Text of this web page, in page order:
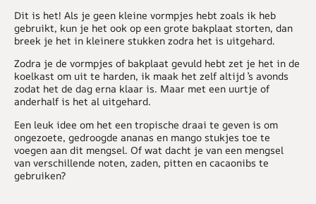
Dit is het! Als je geen kleine vormpjes hebt zoals ik heb
gebruikt, kun je het ook op een grote bakplaat storten, dan
breek je het in kleinere stukken zodra het is uitgehard.
Zodra je de vormpjes of bakplaat gevuld hebt zet je het in de
koelkast om uit te harden, ik maak het zelf altijd ’s avonds
zodat het de dag erna klaar is. Maar met een uurtje of
anderhalf is het al uitgehard.
Een leuk idee om het een tropische draai te geven is om
ongezoete, gedroogde ananas en mango stukjes toe te
voegen aan dit mengsel. Of wat dacht je van een mengsel
van verschillende noten, zaden, pitten en cacaonibs te
gebruiken?